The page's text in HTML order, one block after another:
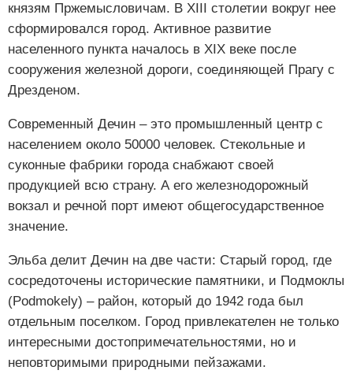
князям Пржемысловичам. В XIII столетии вокруг нее
сформировался город. Активное развитие
населенного пункта началось в XIX веке после
сооружения железной дороги, соединяющей Прагу с
Дрезденом.
Современный Дечин – это промышленный центр с
населением около 50000 человек. Стекольные и
суконные фабрики города снабжают своей
продукцией всю страну. А его железнодорожный
вокзал и речной порт имеют общегосударственное
значение.
Эльба делит Дечин на две части: Старый город, где
сосредоточены исторические памятники, и Подмоклы
(Podmokely) – район, который до 1942 года был
отдельным поселком. Город привлекателен не только
интересными достопримечательностями, но и
неповторимыми природными пейзажами.